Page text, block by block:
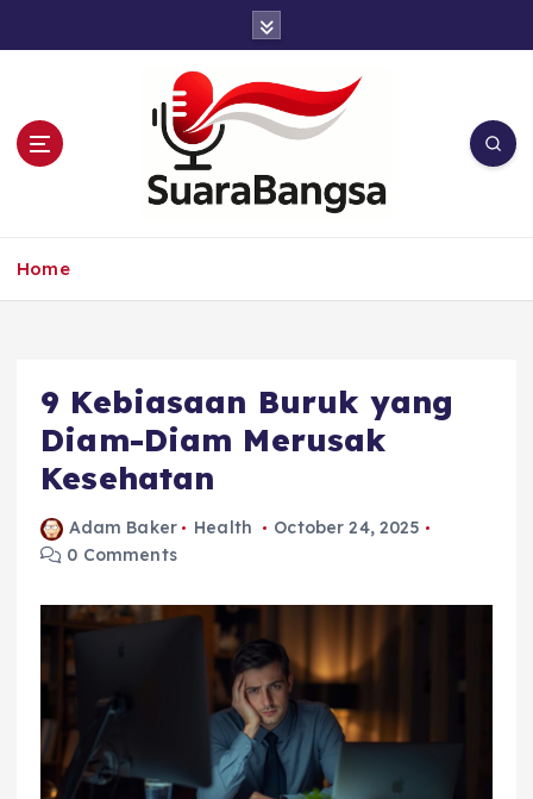
Home
9 Kebiasaan Buruk yang
Diam-Diam Merusak
Kesehatan
Adam Baker Health
October 24, 2025
0 Comments